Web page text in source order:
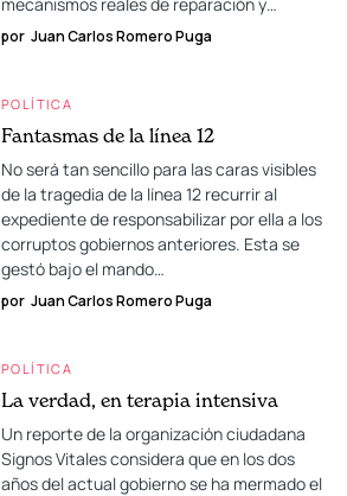
por Juan Carlos Romero Puga
POLÍTICA
Fantasmas de la línea 12
No será tan sencillo para las caras visibles
de la tragedia de la línea 12 recurrir al
expediente de responsabilizar por ella a los
corruptos gobiernos anteriores. Esta se
gestó bajo el mando…
por Juan Carlos Romero Puga
POLÍTICA
La verdad, en terapia intensiva
Un reporte de la organización ciudadana
Signos Vitales considera que en los dos
años del actual gobierno se ha mermado el